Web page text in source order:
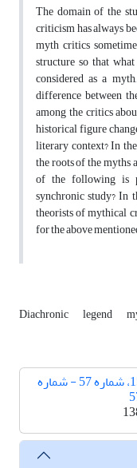
The domain of the
criticism has always
myth critics
structure so that
considered as a
difference between
among the critics
historical figure
literary context? In
the roots of the myths
of the following is
synchronic study? In
theorists of mythical
for the above
Diachronic legend
دوره 15، شماره 57 - شماره